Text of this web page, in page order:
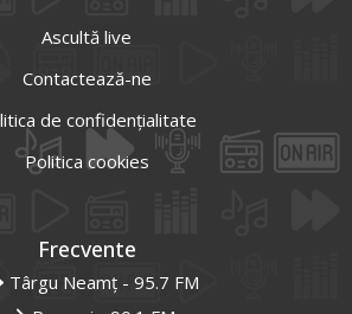
Ascultă live
Contactează-ne
de confidențialitate
Politica cookies
Frecvente
Târgu Neamț - 95.7 FM